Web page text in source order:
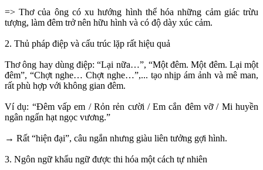
=> Thơ của ông có xu hướng hình thể hóa những cảm giác trừu
tượng, làm đêm trở nên hữu hình và có độ dày xúc cảm.
2. Thủ pháp điệp và cấu trúc lặp rất hiệu quả
Thơ ông hay dùng điệp: “Lại nữa…”, “Một đêm. Một đêm. Lại một
đêm”, “Chợt nghe… Chợt nghe…”,... tạo nhịp ám ảnh và mê man,
rất phù hợp với không gian đêm.
Ví dụ: “Đêm vấp em / Rỏn rẻn cười / Em cắn đêm vỡ / Mi huyền
ngân ngấn hạt ngọc vương.”
→ Rất “hiện đại”, câu ngắn nhưng giàu liên tưởng gợi hình.
3. Ngôn ngữ khẩu ngữ được thi hóa một cách tự nhiên